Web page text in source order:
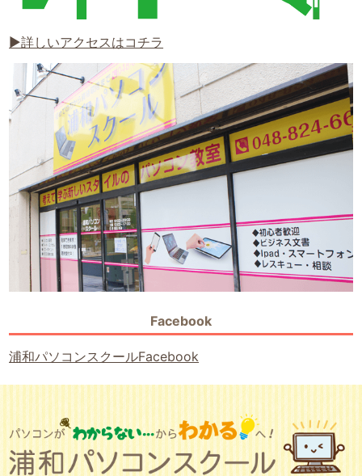
▶詳しいアクセスはコチラ
Facebook
浦和パソコンスクールFacebook